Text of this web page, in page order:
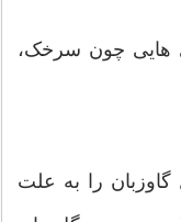
هایی چون سرخک،
را به علت